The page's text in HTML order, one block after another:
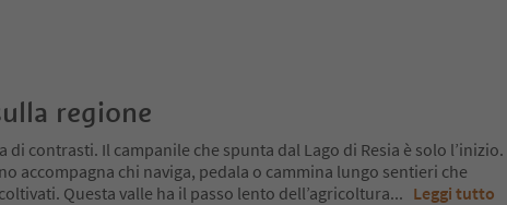
regione
di contrasti. Il campanile che spunta dal Lago di Resia è solo l’inizio.
accompagna chi naviga, pedala o cammina lungo sentieri che
Questa valle ha il passo lento dell’agricoltura... Leggi tutto